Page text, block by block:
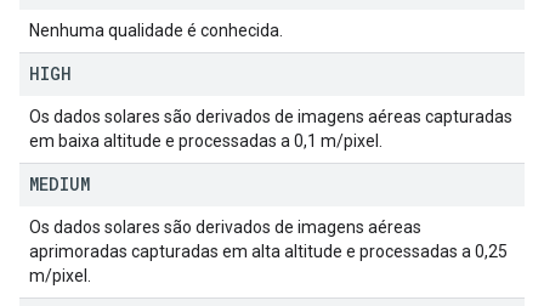
Nenhuma qualidade é conhecida.
HIGH
Os dados solares são derivados de imagens aéreas capturadas
em baixa altitude e processadas a 0,1 m/pixel.
MEDIUM
Os dados solares são derivados de imagens aéreas
aprimoradas capturadas em alta altitude e processadas a 0,25
m/pixel.